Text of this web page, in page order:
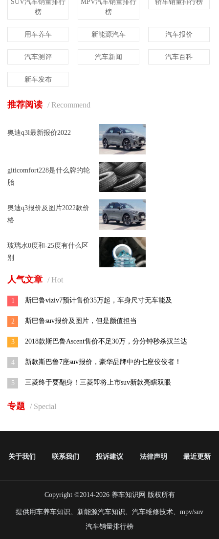
SUV汽车销量排行
榜
MPV汽车销量排行
榜
轿车销量排行榜
用车养车 新能源汽车 汽车报价
汽车测评 汽车新闻 汽车百科
新车发布
推荐阅读 / Recommend
奥迪q3l最新报价2022
giticomfort228是什么牌的轮
胎
奥迪q3报价及图片2022款价
格
玻璃水0度和-25度有什么区
别
人气文章 / Hot
1 斯巴鲁viziv7预计售价35万起，车身尺寸无车能及
2 斯巴鲁suv报价及图片，但是颜值担当
3 2018款斯巴鲁Ascent售价不足30万，分分钟秒杀汉兰达
4 新款斯巴鲁7座suv报价，豪华品牌中的七座佼佼者！
5 三菱终于要翻身！三菱即将上市suv新款亮瞎双眼
专题 / Special
关于我们 联系我们 投诉建议 法律声明 最近更新
Copyright ©2014-2026 养车知识网 版权所有
提供用车养车知识、新能源汽车知识、汽车维修技术、mpv/suv
汽车销量排行榜